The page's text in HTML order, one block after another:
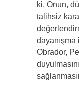
ki. Onun,
talihsiz
Obrador,